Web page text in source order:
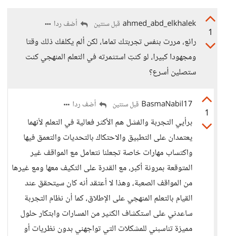
1
ahmed_abd_elkhalek قبل سنتين أضف ردا
رائع، مررت بنفس تجربتك تماما، لكن ألم يكلفك ذلك وقتا
ومجهودا كبيرا، لو كنتِ استثمرته في التعلم المنهجي كنت
ستصلين أسرع؟
1
BasmaNabil17 قبل سنتين أضف ردا
برأيي التجربة والفشل هم الأكثر فعالية في التعلم لأنهما
يعتمدان على التطبيق والاحتكاك بالتحديات والتعمق فيها
واكتساب مهارات خاصة تجعلنا نتعامل مع المواقف غير
المتوقعة بمرونة أكبر، مع القدرة على التكيف معها ومع غيرها
من المواقف الصعبة، وهذا لا أعتقد أنه كان سيتحقق عند
القيام بالتعلم المنهجي على الإطلاق، كما أن نظام التجربة
ساعدني على استكشاف الكثير من المسارات وابتكار حلول
مميزة تناسبني للمشكلات التي تواجهني بدون نظريات أو